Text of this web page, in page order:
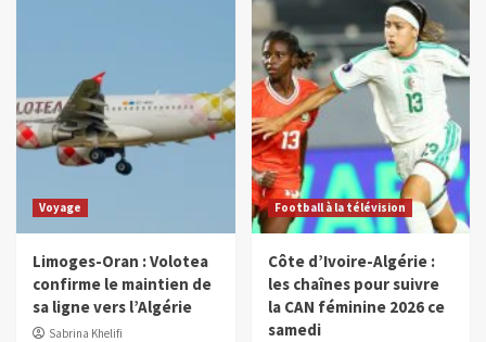
Voyage
Limoges-Oran : Volotea
confirme le maintien de
sa ligne vers l’Algérie
Sabrina Khelifi
Football à la télévision
Côte d’Ivoire-Algérie :
les chaînes pour suivre
la CAN féminine 2026 ce
samedi